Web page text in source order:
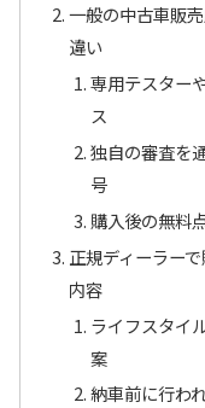
一般の中古車販
違い
専用テスター
ス
独自の審査を
号
購入後の無料
正規ディーラー
内容
ライフスタイ
案
納車前に行わ